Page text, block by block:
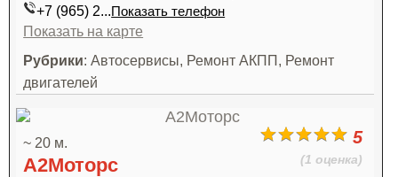
+7 (965) 2...Показать телефон
Показать на карте
Рубрики: Автосервисы, Ремонт АКПП, Ремонт
двигателей
5
(1 оценка)
~ 20 м.
А2Моторс